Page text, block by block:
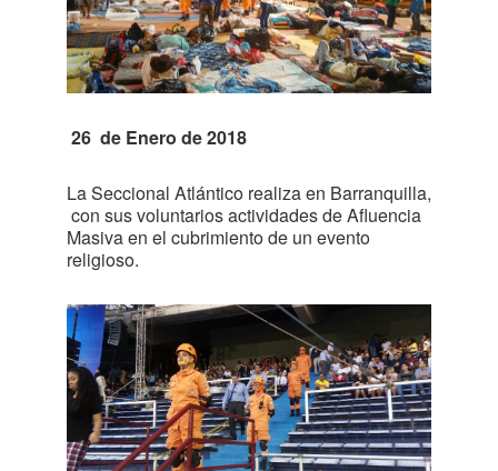
26 de Enero de 2018
La Seccional Atlántico realiza en Barranquilla,
con sus voluntarios actividades de Afluencia
Masiva en el cubrimiento de un evento
religioso.